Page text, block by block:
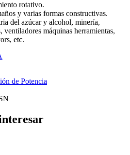
rotativo.
y varias formas constructivas.
del azúcar y alcohol, minería,
ventiladores máquinas herramientas,
etc.
de Potencia